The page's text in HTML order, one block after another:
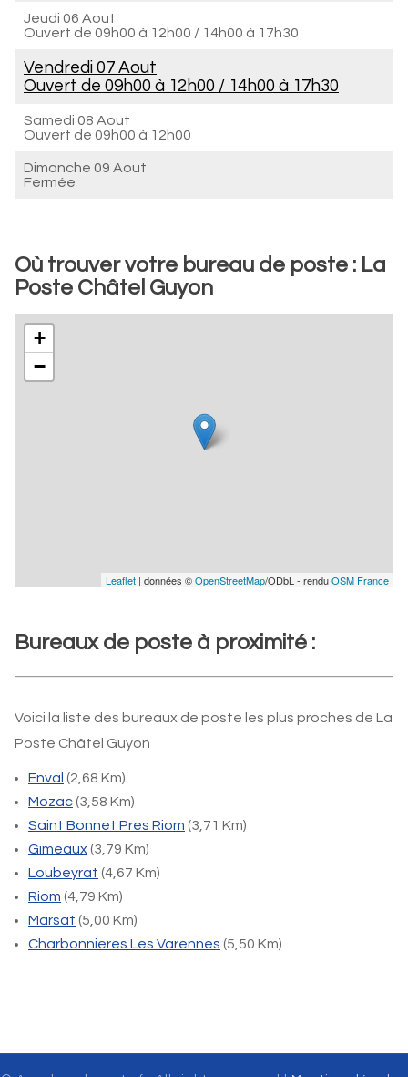
Jeudi 06 Aout
Ouvert de 09h00 à 12h00 / 14h00 à 17h30
Vendredi 07 Aout
Ouvert de 09h00 à 12h00 / 14h00 à 17h30
Samedi 08 Aout
Ouvert de 09h00 à 12h00
Dimanche 09 Aout
Fermée
Où trouver votre bureau de poste : La
Poste Châtel Guyon
+
−
Leaflet | données ©OpenStreetMap/ODbL - renduOSM France
Bureaux de poste à proximité :
Voici la liste des bureaux de poste les plus proches de La
Poste Châtel Guyon
Enval (2,68 Km)
Mozac(3,58 Km)
Saint Bonnet Pres Riom (3,71 Km)
Gimeaux(3,79 Km)
Loubeyrat (4,67 Km)
Riom (4,79 Km)
Marsat (5,00 Km)
Charbonnieres Les Varennes (5,50 Km)